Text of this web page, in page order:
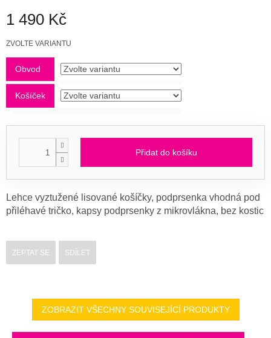
1 490 Kč
Měrná
ZVOLTE VARIANTU
Obvod
Košíček
Přidat do košíku
Lehce vyztužené lisované košíčky, podprsenka vhodná pod
přiléhavé tričko, kapsy podprsenky z mikrovlákna, bez kostic
ZEPTAT SE SDÍLET
ZOBRAZIT VŠECHNY SOUVISEJÍCÍ PRODUKTY